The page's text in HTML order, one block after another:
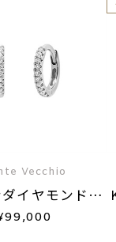
Vecchio
イヤモンドピ
アス
99,000